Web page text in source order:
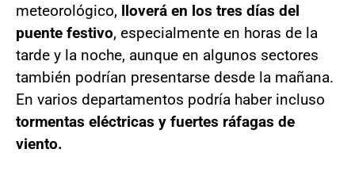
meteorológico, lloverá en los tres días del
puente festivo, especialmente en horas de la
tarde y la noche, aunque en algunos sectores
también podrían presentarse desde la mañana.
En varios departamentos podría haber incluso
tormentas eléctricas y fuertes ráfagas de
viento.